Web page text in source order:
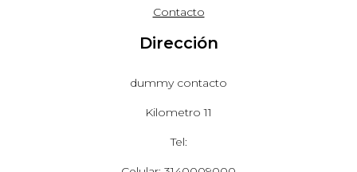
Contacto
Dirección
dummy contacto
Kilometro 11
Tel: